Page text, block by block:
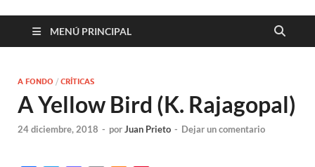
Cine maldito
MENÚ PRINCIPAL
A FONDO / CRÍTICAS
A Yellow Bird (K. Rajagopal)
24 diciembre, 2018 - porJuan Prieto - Dejar un comentario